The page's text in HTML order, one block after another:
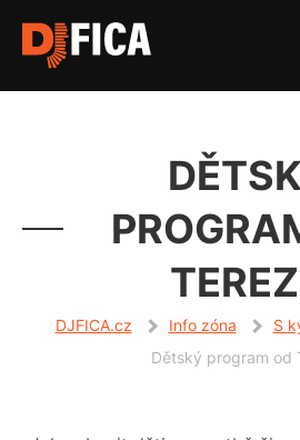
DJFICA.cz Info zóna
S
Dětský program od